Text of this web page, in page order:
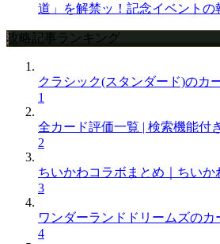
道」を解禁ッ！記念イベントの
攻略記事ランキング
クラシック(スタンダード)のカ
1
全カード評価一覧 | 検索機能付
2
ちいかわコラボまとめ｜ちいか
3
ワンダーランドドリームズのカ
4